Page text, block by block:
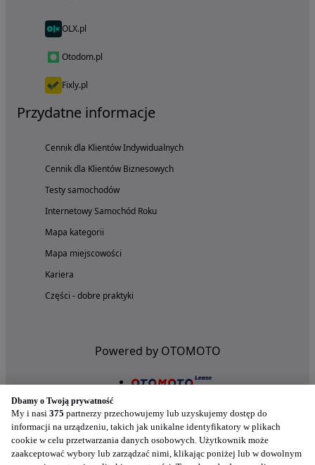
OLX.pl
Otodom.pl
Fixly.pl
Przydatne informacje
Cennik dla Klientów Indywidualnych
Cennik dla Klientów Biznesowych
Testy samochodów
Internetowy Samochód Roku
Mapa kategorii
Mapa miejscowości
Kariera
Części - dobre praktyki
Powered by OTOMOTO
Dbamy o Twoją prywatność
My i nasi 375 partnerzy przechowujemy lub uzyskujemy dostęp do
informacji na urządzeniu, takich jak unikalne identyfikatory w plikach
cookie w celu przetwarzania danych osobowych. Użytkownik może
zaakceptować wybory lub zarządzać nimi, klikając poniżej lub w dowolnym